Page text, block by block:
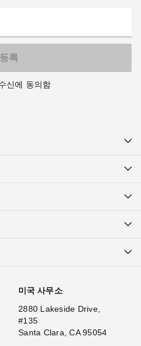
신에 동의함
미국 사무소
2880 Lakeside Drive,
#135
Santa Clara, CA 95054